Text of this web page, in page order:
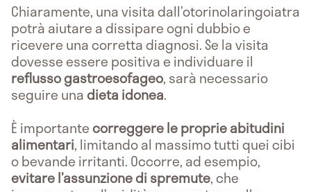
Chiaramente, una visita dall’otorinolaringoiatra
potrà aiutare a dissipare ogni dubbio e
ricevere una corretta diagnosi. Se la visita
dovesse essere positiva e individuare il
reflusso gastroesofageo, sarà necessario
seguire unadieta idonea.
È importantecorreggere le proprie abitudini
alimentari, limitando al massimo tutti quei cibi
o bevande irritanti. Occorre, ad esempio,
evitare l’assunzione di spremute, che